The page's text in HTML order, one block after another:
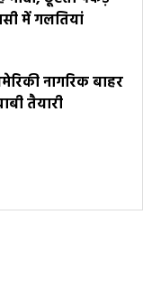
में गलतियां
नागरिक बाहर
तैयारी